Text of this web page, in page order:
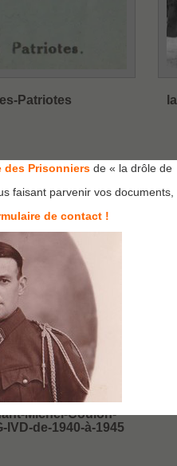
Patriotes
Michel-Coulon-
de-1940-à-1945
des Prisonniers de « la drôle de
faisant parvenir vos documents,
de contact !